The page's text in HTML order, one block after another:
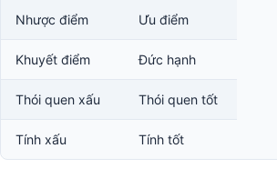
Nhược điểm Ưu điểm
Khuyết điểm Đức hạnh
Thói quen xấu Thói quen tốt
Tính xấu Tính tốt